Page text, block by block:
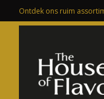
Ontdek ons ruim